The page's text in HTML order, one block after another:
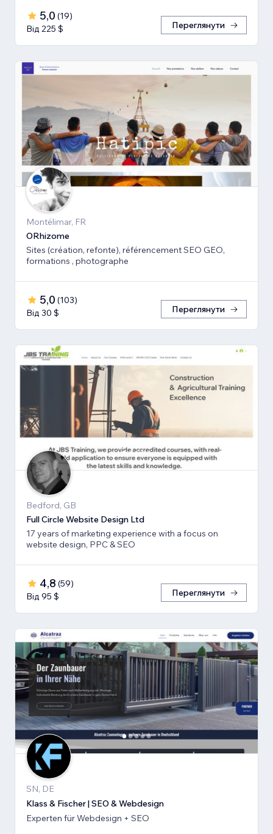
5,0 (19)
Від 225 $
Переглянути
Montélimar, FR
ORhizome
Sites (création, refonte), référencement SEO GEO,
formations , photographe
5,0 (103)
Від 30 $
Переглянути
Bedford, GB
Full Circle Website Design Ltd
17 years of marketing experience with a focus on
website design, PPC & SEO
4,8 (59)
Від 95 $
Переглянути
SN, DE
Klass & Fischer | SEO & Webdesign
Experten für Webdesign + SEO